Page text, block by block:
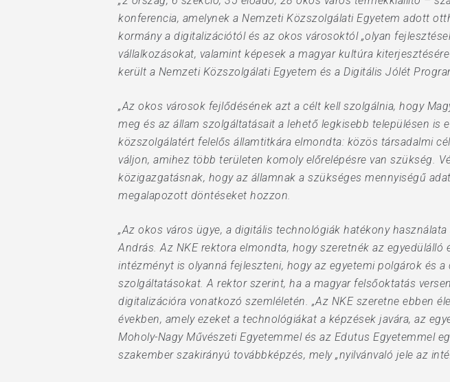
Hit enter to search or ESC to close
konferencia, amelynek a Nemzeti Közszolgálati Egyetem adott
kormány a digitalizációtól és az okos városoktól „olyan
vállalkozásokat, valamint képesek a magyar kultúra
került a Nemzeti Közszolgálati Egyetem és a Digitális Jólét
„Az okos városok fejlődésének azt a célt kell szolgálnia, hogy
meg és az állam szolgáltatásait a lehető legkisebb településen is
közszolgálatért felelős államtitkára elmondta: közös társadalmi
váljon, amihez több területen komoly előrelépésre van szükség.
közigazgatásnak, hogy az államnak a szükséges mennyiségű
megalapozott döntéseket hozzon.
„Az okos város ügye, a digitális technológiák hatékony
András. Az NKE rektora elmondta, hogy szeretnék az
intézményt is olyanná fejleszteni, hogy az egyetemi polgárok és
szolgáltatásokat. A rektor szerint, ha a magyar felsőoktatás
digitalizációra vonatkozó szemléletén. „Az NKE szeretne ebben
években, amely ezeket a technológiákat a képzések javára, az
Moholy-Nagy Művészeti Egyetemmel és az Edutus Egyetemmel
szakember szakirányú továbbképzés, mely „nyilvánvaló jele az